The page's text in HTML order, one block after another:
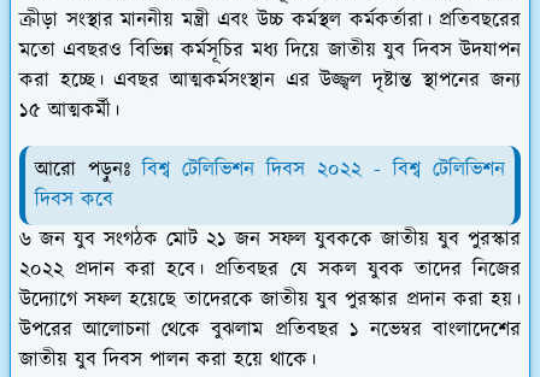
ক্রীড়া সংস্থার মাননীয় মন্ত্রী এবং উচ্চ কর্মস্থল কর্মকর্তারা। প্রতিবছরের
মতো এবছরও বিভিন্ন কর্মসূচির মধ্য দিয়ে জাতীয় যুব দিবস উদযাপন
করা হচ্ছে। এবছর আত্মকর্মসংস্থান এর উজ্জ্বল দৃষ্টান্ত স্থাপনের জন্য
১৫ আত্মকর্মী।
আরো পড়ুনঃবিশ্ব টেলিভিশন দিবস ২০২২ - বিশ্ব টেলিভিশন
দিবস কবে
৬ জন যুব সংগঠক মোট ২১ জন সফল যুবককে জাতীয় যুব পুরস্কার
২০২২ প্রদান করা হবে। প্রতিবছর যে সকল যুবক তাদের নিজের
উদ্যোগে সফল হয়েছে তাদেরকে জাতীয় যুব পুরস্কার প্রদান করা হয়।
উপরের আলোচনা থেকে বুঝলাম প্রতিবছর ১ নভেম্বর বাংলাদেশের
জাতীয় যুব দিবস পালন করা হয়ে থাকে।